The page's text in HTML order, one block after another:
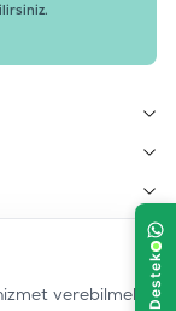
verebilmek